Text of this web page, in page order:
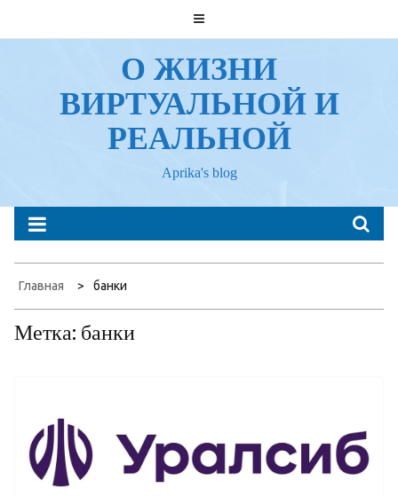
О ЖИЗНИ
ВИРТУАЛЬНОЙ И
РЕАЛЬНОЙ
Aprika's blog
Главная банки
Метка: банки